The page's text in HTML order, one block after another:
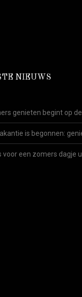
NIEUWS
genieten begint op
is begonnen:
voor een zomers dagje